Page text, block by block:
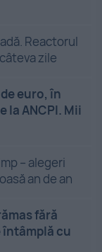
Reactorul
zile
euro, în
la ANCPI. Mii
– alegeri
an de an
fără
cu